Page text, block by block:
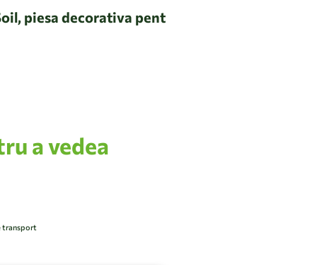
piesa decorativa pent
a vedea
transport